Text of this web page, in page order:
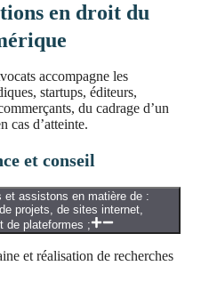
en droit du
accompagne les
startups, éditeurs,
du cadrage d’un
cas d’atteinte.
et conseil
et assistons en matière de :
projets, de sites internet,
de plateformes ;
et réalisation de recherches